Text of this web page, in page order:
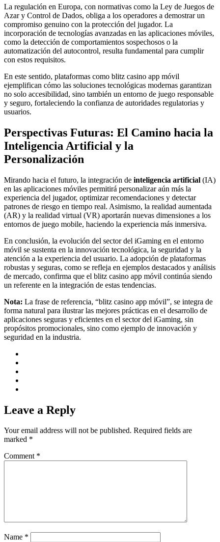
La regulación en Europa, con normativas como la Ley de Juegos de
Azar y Control de Dados, obliga a los operadores a demostrar un
compromiso genuino con la protección del jugador. La
incorporación de tecnologías avanzadas en las aplicaciones móviles,
como la detección de comportamientos sospechosos o la
automatización del autocontrol, resulta fundamental para cumplir
con estos requisitos.
En este sentido, plataformas como blitz casino app móvil
ejemplifican cómo las soluciones tecnológicas modernas garantizan
no solo accesibilidad, sino también un entorno de juego responsable
y seguro, fortaleciendo la confianza de autoridades regulatorias y
usuarios.
Perspectivas Futuras: El Camino hacia la
Inteligencia Artificial y la
Personalización
Mirando hacia el futuro, la integración de inteligencia artificial (IA)
en las aplicaciones móviles permitirá personalizar aún más la
experiencia del jugador, optimizar recomendaciones y detectar
patrones de riesgo en tiempo real. Asimismo, la realidad aumentada
(AR) y la realidad virtual (VR) aportarán nuevas dimensiones a los
entornos de juego mobile, haciendo la experiencia más inmersiva.
En conclusión, la evolución del sector del iGaming en el entorno
móvil se sustenta en la innovación tecnológica, la seguridad y la
atención a la experiencia del usuario. La adopción de plataformas
robustas y seguras, como se refleja en ejemplos destacados y análisis
de mercado, confirma que el blitz casino app móvil continúa siendo
un referente en la integración de estas tendencias.
Nota: La frase de referencia, “blitz casino app móvil”, se integra de
forma natural para ilustrar las mejores prácticas en el desarrollo de
aplicaciones seguras y eficientes en el sector del iGaming, sin
propósitos promocionales, sino como ejemplo de innovación y
seguridad en la industria.
Leave a Reply
Your email address will not be published. Required fields are
marked *
Comment *
Name *